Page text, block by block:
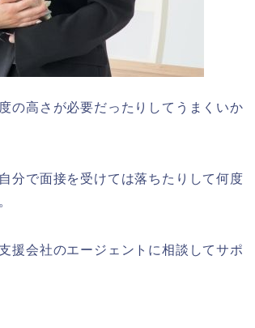
の高さが必要だったりしてうまくいか
分で面接を受けては落ちたりして何度
援会社のエージェントに相談してサポ